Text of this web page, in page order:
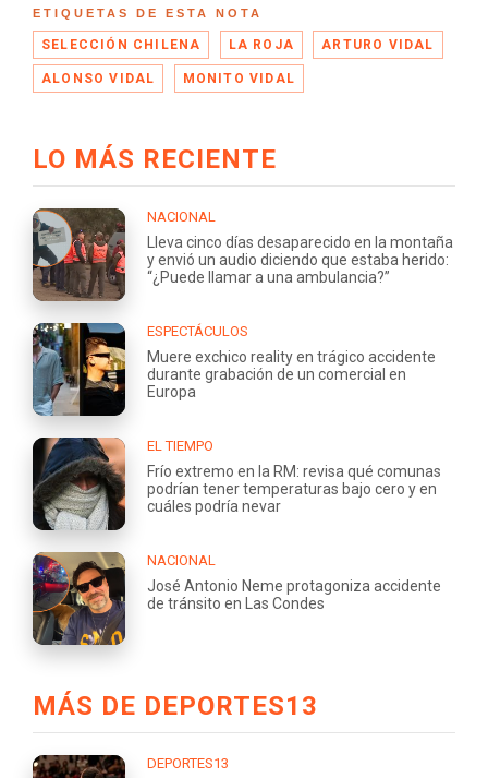
ETIQUETAS DE ESTA NOTA
SELECCIÓN CHILENA LA ROJA ARTURO VIDAL
ALONSO VIDAL MONITO VIDAL
LO MÁS RECIENTE
NACIONAL
Lleva cinco días desaparecido en la montaña
y envió un audio diciendo que estaba herido:
“¿Puede llamar a una ambulancia?”
ESPECTÁCULOS
Muere exchico reality en trágico accidente
durante grabación de un comercial en
Europa
EL TIEMPO
Frío extremo en la RM: revisa qué comunas
podrían tener temperaturas bajo cero y en
cuáles podría nevar
NACIONAL
José Antonio Neme protagoniza accidente
de tránsito en Las Condes
MÁS DE DEPORTES13
DEPORTES13